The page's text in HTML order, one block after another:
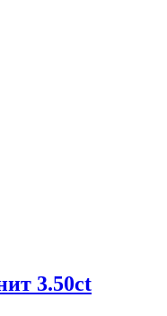
3.50ct